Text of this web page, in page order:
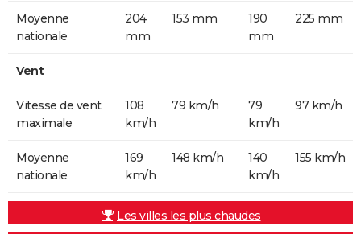
Moyenne
nationale
204
mm
153 mm
190
mm
225 mm
Vent
Vitesse de vent
maximale
108
km/h
79 km/h
79
km/h
97 km/h
Moyenne
nationale
169
km/h
148 km/h
140
km/h
155 km/h
Les villes les plus chaudes